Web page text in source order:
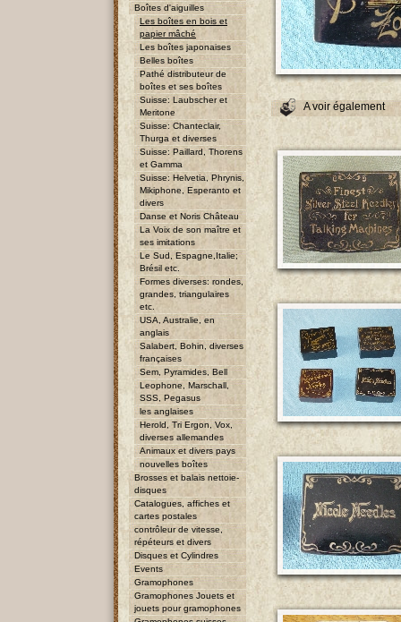
Boîtes d'aiguilles
Les boîtes en bois et
papier mâché
Les boîtes japonaises
Belles boîtes
Pathé distributeur de
boîtes et ses boîtes
Suisse: Laubscher et
Meritone
Suisse: Chanteclair,
Thurga et diverses
Suisse: Paillard, Thorens
et Gamma
Suisse: Helvetia, Phrynis,
Mikiphone, Esperanto et
divers
Danse et Noris Château
La Voix de son maître et
ses imitations
Le Sud, Espagne,Italie;
Brésil etc.
Formes diverses: rondes,
grandes, triangulaires
etc.
USA, Australie, en
anglais
Salabert, Bohin, diverses
françaises
Sem, Pyramides, Bell
Leophone, Marschall,
SSS, Pegasus
les anglaises
Herold, Tri Ergon, Vox,
diverses allemandes
Animaux et divers pays
nouvelles boîtes
Brosses et balais nettoie-
disques
Catalogues, affiches et
cartes postales
contrôleur de vitesse,
répéteurs et divers
Disques et Cylindres
Events
Gramophones
Gramophones Jouets et
jouets pour gramophones
A voir également